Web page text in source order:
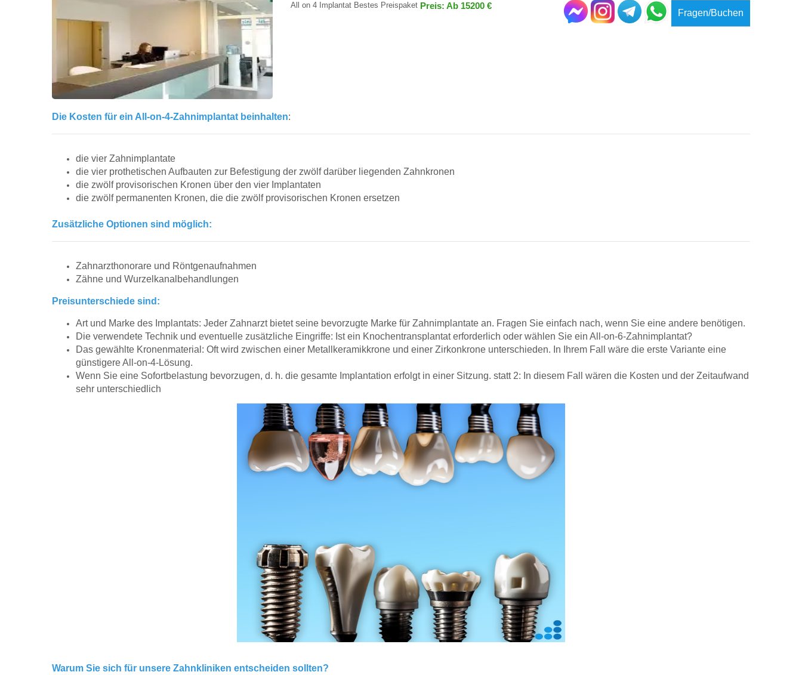
All on 4 Implantat Bestes Preispaket Preis: Ab 15200 €
Fragen/Buchen
Die Kosten für ein All-on-4-Zahnimplantat beinhalten:
die vier Zahnimplantate
die vier prothetischen Aufbauten zur Befestigung der zwölf darüber liegenden Zahnkronen
die zwölf provisorischen Kronen über den vier Implantaten
die zwölf permanenten Kronen, die die zwölf provisorischen Kronen ersetzen
Zusätzliche Optionen sind möglich:
Zahnarzthonorare und Röntgenaufnahmen
Zähne und Wurzelkanalbehandlungen
Preisunterschiede sind:
Art und Marke des Implantats: Jeder Zahnarzt bietet seine bevorzugte Marke für Zahnimplantate an. Fragen Sie einfach nach, wenn Sie eine andere benötigen.
Die verwendete Technik und eventuelle zusätzliche Eingriffe: Ist ein Knochentransplantat erforderlich oder wählen Sie ein All-on-6-Zahnimplantat?
Das gewählte Kronenmaterial: Oft wird zwischen einer Metallkeramikkrone und einer Zirkonkrone unterschieden. In Ihrem Fall wäre die erste Variante eine
günstigere All-on-4-Lösung.
Wenn Sie eine Sofortbelastung bevorzugen, d. h. die gesamte Implantation erfolgt in einer Sitzung. statt 2: In diesem Fall wären die Kosten und der Zeitaufwand
sehr unterschiedlich
Warum Sie sich für unsere Zahnkliniken entscheiden sollten?